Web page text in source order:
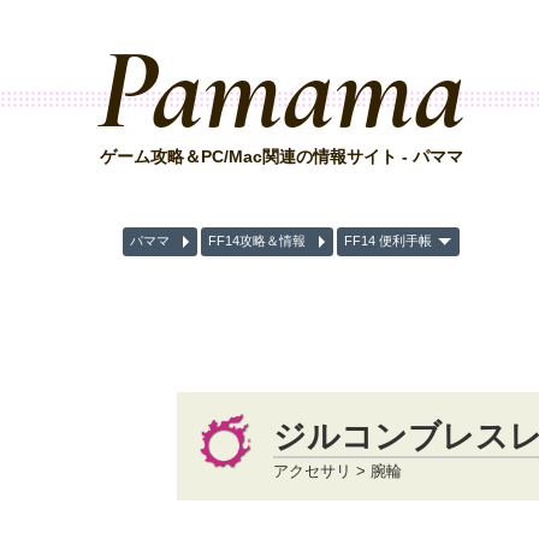
Pamama
ゲーム攻略＆PC/Mac関連の情報サイト - パママ
パママ FF14攻略＆情報 FF14 便利手帳
ジルコンブレス
アクセサリ > 腕輪